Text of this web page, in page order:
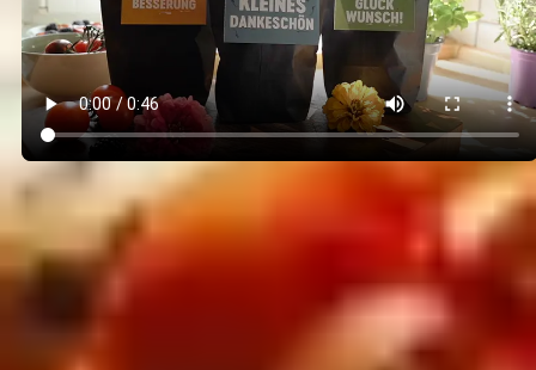
Wundertüte: Das kleine
Wunder zum
Verschenken